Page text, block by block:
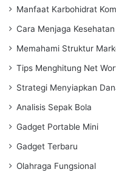
Manfaat Karbohidrat
Cara Menjaga
Memahami Struktur
Tips Menghitung Net
Strategi Menyiapkan
Analisis Sepak Bola
Gadget Portable Mini
Gadget Terbaru
Olahraga Fungsional